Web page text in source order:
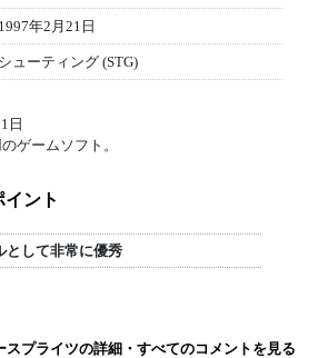
1997年2月21日
シューティング (STG)
日
ゲームソフト。
ント
として非常に優秀
スプライツの詳細・すべてのコメントを見る